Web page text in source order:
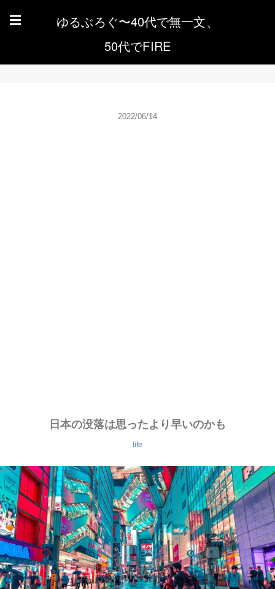
☰
ゆるぶろぐ〜40代で無一文、
50代でFIRE
2022/06/14
日本の没落は思ったより早いのかも
life